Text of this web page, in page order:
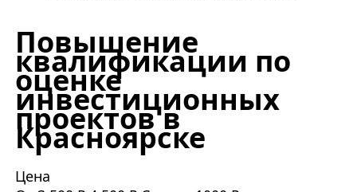
Повышение
квалификации по
оценке
инвестиционных
проектов в
Красноярске
Цена